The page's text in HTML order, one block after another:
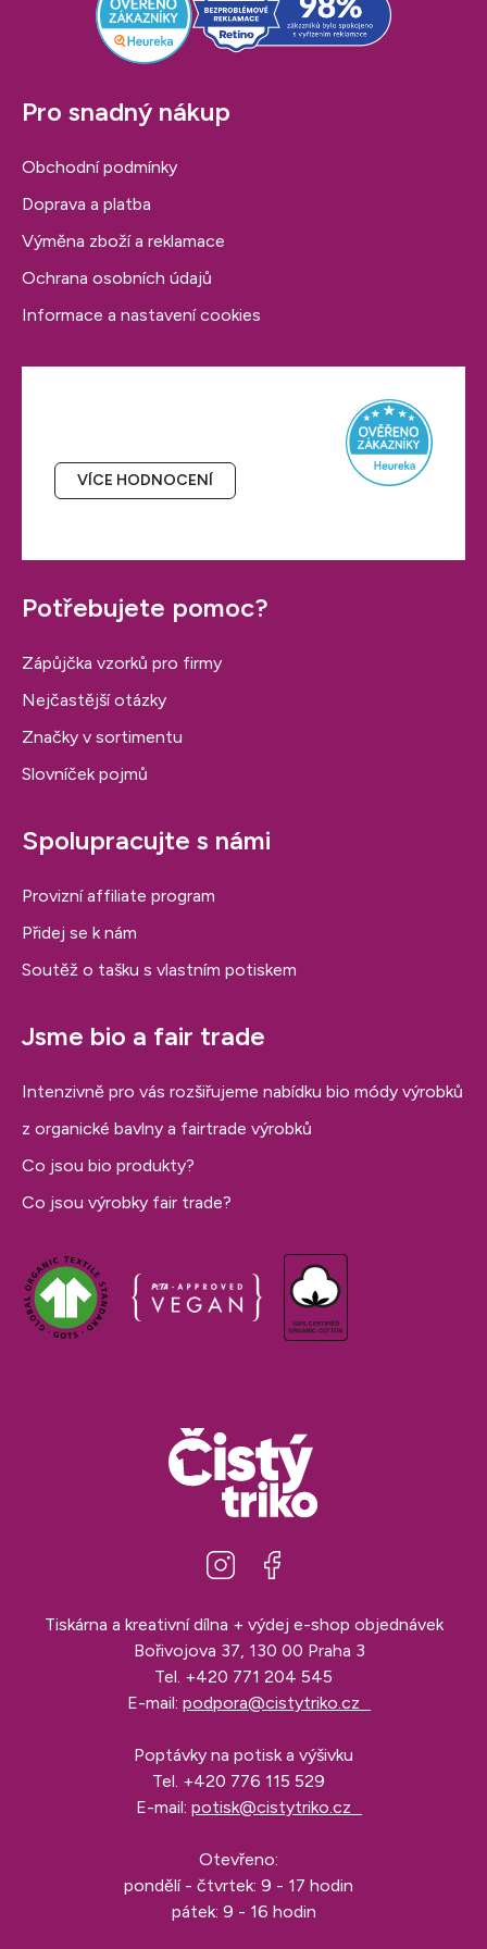
v
ý
VÍCE HODNOCENÍ
Pro snadný nákup
Obchodní podmínky
Doprava a platba
Výměna zboží a reklamace
Ochrana osobních údajů
Informace a nastavení cookies
Potřebujete pomoc?
Zápůjčka vzorků pro firmy
Nejčastější otázky
Značky v sortimentu
Slovníček pojmů
Spolupracujte s námi
Provizní affiliate program
Přidej se k nám
Soutěž o tašku s vlastním potiskem
Jsme bio a fair trade
Intenzivně pro vás rozšiřujeme nabídku bio módy výrobků
z organické bavlny a fairtrade výrobků
Co jsou bio produkty?
Co jsou výrobky fair trade?
Tiskárna a kreativní dílna + výdej e-shop objednávek
Bořivojova 37, 130 00 Praha 3
Tel. +420 771 204 545
E-mail: podpora@cistytriko.cz
Poptávky na potisk a výšivku
Tel. +420 776 115 529
E-mail: potisk@cistytriko.cz
Otevřeno:
pondělí - čtvrtek: 9 - 17 hodin
pátek: 9 - 16 hodin